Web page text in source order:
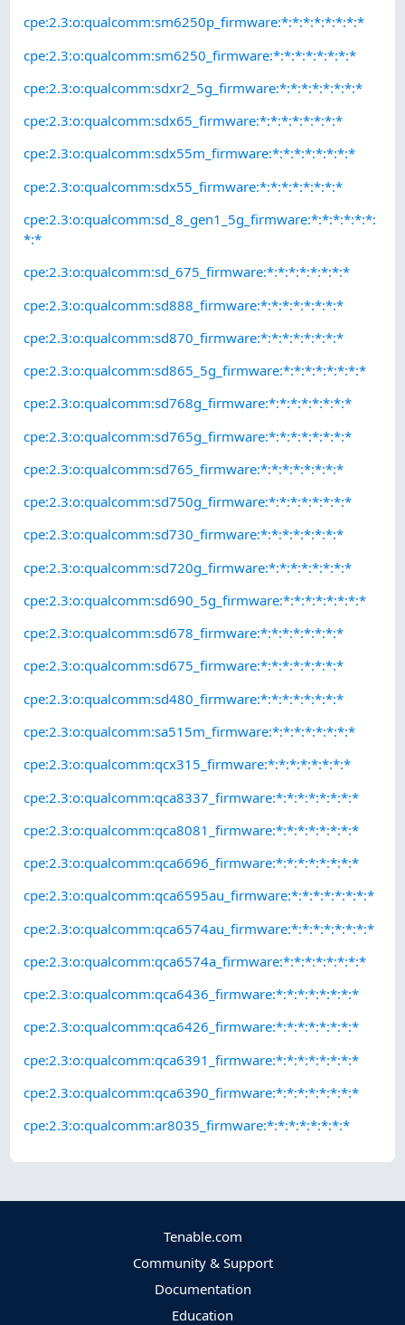
cpe:2.3:o:qualcomm:sm6250p_firmware:*:*:*:*:*:*:*:*
cpe:2.3:o:qualcomm:sm6250_firmware:*:*:*:*:*:*:*:*
cpe:2.3:o:qualcomm:sdxr2_5g_firmware:*:*:*:*:*:*:*:*
cpe:2.3:o:qualcomm:sdx65_firmware:*:*:*:*:*:*:*:*
cpe:2.3:o:qualcomm:sdx55m_firmware:*:*:*:*:*:*:*:*
cpe:2.3:o:qualcomm:sdx55_firmware:*:*:*:*:*:*:*:*
cpe:2.3:o:qualcomm:sd_8_gen1_5g_firmware:*:*:*:*:*:*:
*:*
cpe:2.3:o:qualcomm:sd_675_firmware:*:*:*:*:*:*:*:*
cpe:2.3:o:qualcomm:sd888_firmware:*:*:*:*:*:*:*:*
cpe:2.3:o:qualcomm:sd870_firmware:*:*:*:*:*:*:*:*
cpe:2.3:o:qualcomm:sd865_5g_firmware:*:*:*:*:*:*:*:*
cpe:2.3:o:qualcomm:sd768g_firmware:*:*:*:*:*:*:*:*
cpe:2.3:o:qualcomm:sd765g_firmware:*:*:*:*:*:*:*:*
cpe:2.3:o:qualcomm:sd765_firmware:*:*:*:*:*:*:*:*
cpe:2.3:o:qualcomm:sd750g_firmware:*:*:*:*:*:*:*:*
cpe:2.3:o:qualcomm:sd730_firmware:*:*:*:*:*:*:*:*
cpe:2.3:o:qualcomm:sd720g_firmware:*:*:*:*:*:*:*:*
cpe:2.3:o:qualcomm:sd690_5g_firmware:*:*:*:*:*:*:*:*
cpe:2.3:o:qualcomm:sd678_firmware:*:*:*:*:*:*:*:*
cpe:2.3:o:qualcomm:sd675_firmware:*:*:*:*:*:*:*:*
cpe:2.3:o:qualcomm:sd480_firmware:*:*:*:*:*:*:*:*
cpe:2.3:o:qualcomm:sa515m_firmware:*:*:*:*:*:*:*:*
cpe:2.3:o:qualcomm:qcx315_firmware:*:*:*:*:*:*:*:*
cpe:2.3:o:qualcomm:qca8337_firmware:*:*:*:*:*:*:*:*
cpe:2.3:o:qualcomm:qca8081_firmware:*:*:*:*:*:*:*:*
cpe:2.3:o:qualcomm:qca6696_firmware:*:*:*:*:*:*:*:*
cpe:2.3:o:qualcomm:qca6595au_firmware:*:*:*:*:*:*:*:*
cpe:2.3:o:qualcomm:qca6574au_firmware:*:*:*:*:*:*:*:*
cpe:2.3:o:qualcomm:qca6574a_firmware:*:*:*:*:*:*:*:*
cpe:2.3:o:qualcomm:qca6436_firmware:*:*:*:*:*:*:*:*
cpe:2.3:o:qualcomm:qca6426_firmware:*:*:*:*:*:*:*:*
cpe:2.3:o:qualcomm:qca6391_firmware:*:*:*:*:*:*:*:*
cpe:2.3:o:qualcomm:qca6390_firmware:*:*:*:*:*:*:*:*
cpe:2.3:o:qualcomm:ar8035_firmware:*:*:*:*:*:*:*:*
Tenable.com
Community & Support
Documentation
Education